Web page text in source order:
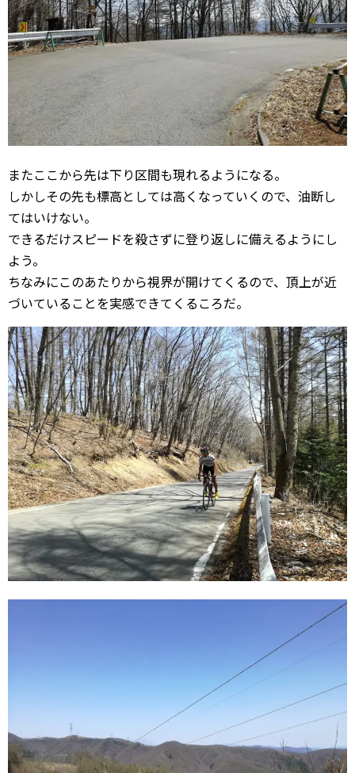
またここから先は下り区間も現れるようになる。
しかしその先も標高としては高くなっていくので、油断し
てはいけない。
できるだけスピードを殺さずに登り返しに備えるようにし
よう。
ちなみにこのあたりから視界が開けてくるので、頂上が近
づいていることを実感できてくるころだ。